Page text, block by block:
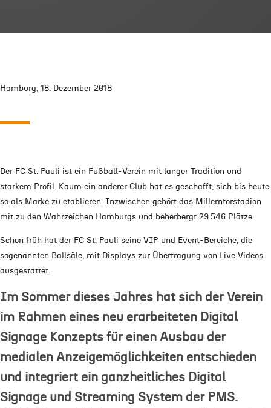
Hamburg, 18. Dezember 2018
Der FC St. Pauli ist ein Fußball-Verein mit langer Tradition und
starkem Profil. Kaum ein anderer Club hat es geschafft, sich bis heute
so als Marke zu etablieren. Inzwischen gehört das Millerntorstadion
mit zu den Wahrzeichen Hamburgs und beherbergt 29.546 Plätze.
Schon früh hat der FC St. Pauli seine VIP und Event-Bereiche, die
sogenannten Ballsäle, mit Displays zur Übertragung von Live Videos
ausgestattet.
Im Sommer dieses Jahres hat sich der Verein
im Rahmen eines neu erarbeiteten Digital
Signage Konzepts für einen Ausbau der
medialen Anzeigemöglichkeiten entschieden
und integriert ein ganzheitliches Digital
Signage und Streaming System der PMS.